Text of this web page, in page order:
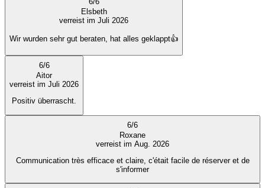
Elsbeth
verreist im Juli 2026
Wir wurden sehr gut beraten, hat alles geklappt👍
6/6
Aitor
verreist im Juli 2026
Positiv überrascht.
6/6
Roxane
verreist im Aug. 2026
Communication très efficace et claire, c'était facile de réserver et de
s'informer